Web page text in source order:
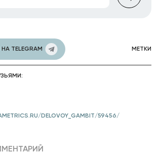
TELEGRAM МЕТКИ
DELOVOY_GAMBIT/59456/